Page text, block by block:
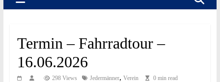
Termin – Fahrradtour –
16.06.2026
298 Views Jedermänner, Verein 0 min read